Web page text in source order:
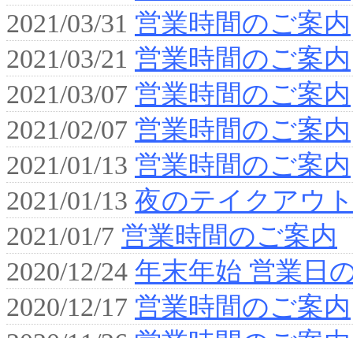
2021/03/31 営業時間のご案内
2021/03/21 営業時間のご案内
2021/03/07 営業時間のご案内
2021/02/07 営業時間のご案内
2021/01/13 営業時間のご案内
2021/01/13 夜のテイクアウ
2021/01/7 営業時間のご案内
2020/12/24 年末年始 営業日
2020/12/17 営業時間のご案内